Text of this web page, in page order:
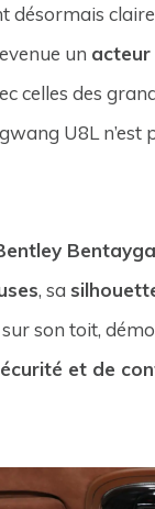
désormais
un
celles des
U8L n’est
Bentayga
, sa
sur son toit,
et de